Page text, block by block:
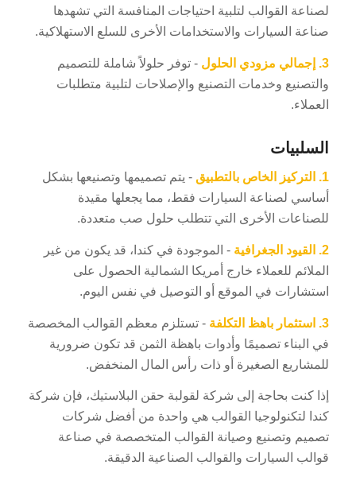
لصناعة القوالب لتلبية احتياجات المنافسة التي تشهدها
صناعة السيارات والاستخدامات الأخرى للسلع الاستهلاكية.
3. إجمالي مزودي الحلول - توفر حلولاً شاملة للتصميم
والتصنيع وخدمات التصنيع والإصلاحات لتلبية متطلبات
العملاء.
السلبيات
1. التركيز الخاص بالتطبيق- يتم تصميمها وتصنيعها بشكل
أساسي لصناعة السيارات فقط، مما يجعلها مقيدة
للصناعات الأخرى التي تتطلب حلول صب متعددة.
2. القيود الجغرافية - الموجودة في كندا، قد يكون من غير
الملائم للعملاء خارج أمريكا الشمالية الحصول على
استشارات في الموقع أو التوصيل في نفس اليوم.
3. استثمار باهظ التكلفة - تستلزم معظم القوالب المخصصة
في البناء تصميمًا وأدوات باهظة الثمن قد تكون ضرورية
للمشاريع الصغيرة أو ذات رأس المال المنخفض.
إذا كنت بحاجة إلى شركة لقولبة حقن البلاستيك، فإن شركة
كندا لتكنولوجيا القوالب هي واحدة من أفضل شركات
تصميم وتصنيع وصيانة القوالب المتخصصة في صناعة
قوالب السيارات والقوالب الصناعية الدقيقة.